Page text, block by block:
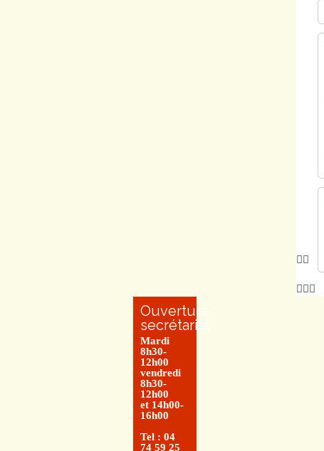
Ouverture
secrétariat
Mardi
8h30-
12h00
vendredi
8h30-
12h00
et 14h00-
16h00
Tel : 04
74 59 25